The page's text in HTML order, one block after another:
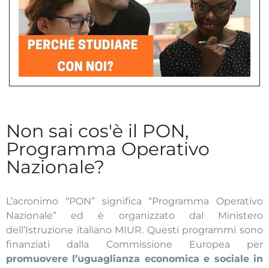
Non sai cos'è il PON,
Programma Operativo
Nazionale?
L’acronimo “PON” significa “Programma Operativo
Nazionale” ed è organizzato dal Ministero
dell’Istruzione italiano MIUR. Questi programmi sono
finanziati dalla Commissione Europea per
promuovere l’uguaglianza economica e sociale in